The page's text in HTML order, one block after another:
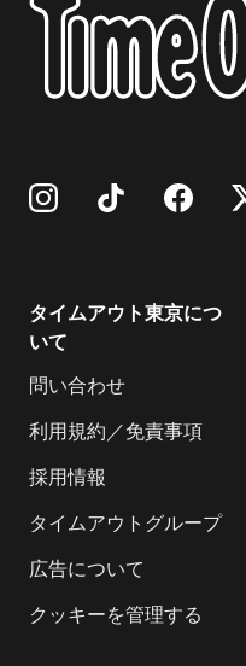
タイムアウト東京につ
いて
問い合わせ
利用規約／免責事項
採用情報
タイムアウトグループ
広告について
クッキーを管理する